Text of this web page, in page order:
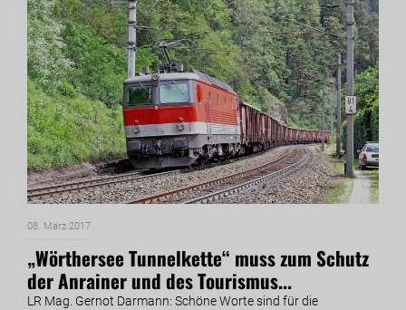
08. März 2017
„Wörthersee Tunnelkette“ muss zum Schutz
der Anrainer und des Tourismus...
LR Mag. Gernot Darmann: Schöne Worte sind für die